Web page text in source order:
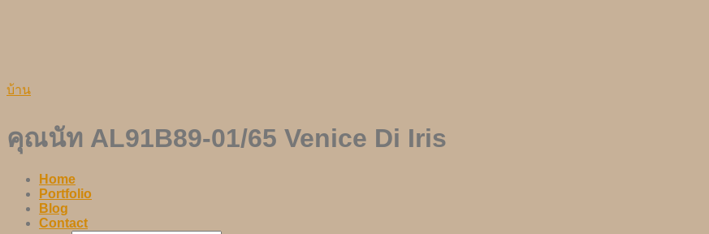
Home
Portfolio
Blog
Contact
บ้าน
คุณนัท AL91B89-01/65 Venice Di Iris